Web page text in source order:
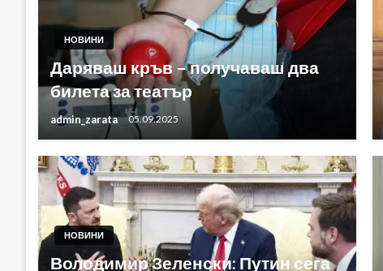
НОВИНИ
Даряваш кръв – получаваш два
билета за театър
admin_zarata 05.09.2025
НОВИНИ
Володимир Зеленски: Путин сега